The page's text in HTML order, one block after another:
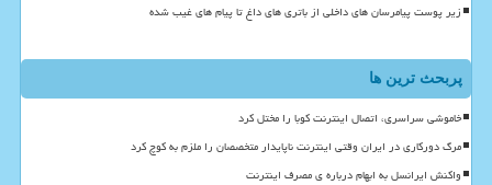
زیر پوست پیامرسان های داخلی از باتری های داغ تا پیام های غیب شده
پربحث ترین ها
خاموشی سراسری، اتصال اینترنت کوبا را مختل کرد
مرگ دورکاری در ایران وقتی اینترنت ناپایدار متخصصان را ملزم به کوچ کرد
واکنش ایرانسل به ابهام درباره ی مصرف اینترنت